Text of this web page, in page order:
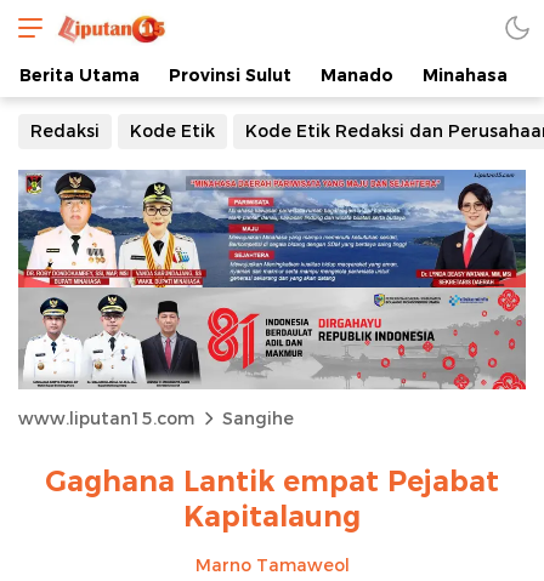
Berita Utama Provinsi Sulut Manado Minahasa
Redaksi Kode Etik Kode Etik Redaksi dan
www.liputan15.com Sangihe
Gaghana Lantik empat Pejabat
Kapitalaung
Marno Tamaweol